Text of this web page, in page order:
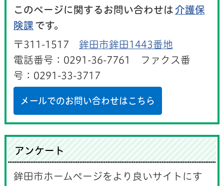
このページに関するお問い合わせは 介護保
険課 です。
〒311-1517 鉾田市鉾田1443番地
電話番号：0291-36-7761 ファクス番
号：0291-33-3717
メールでのお問い合わせはこちら
アンケート
鉾田市ホームページをより良いサイトにす